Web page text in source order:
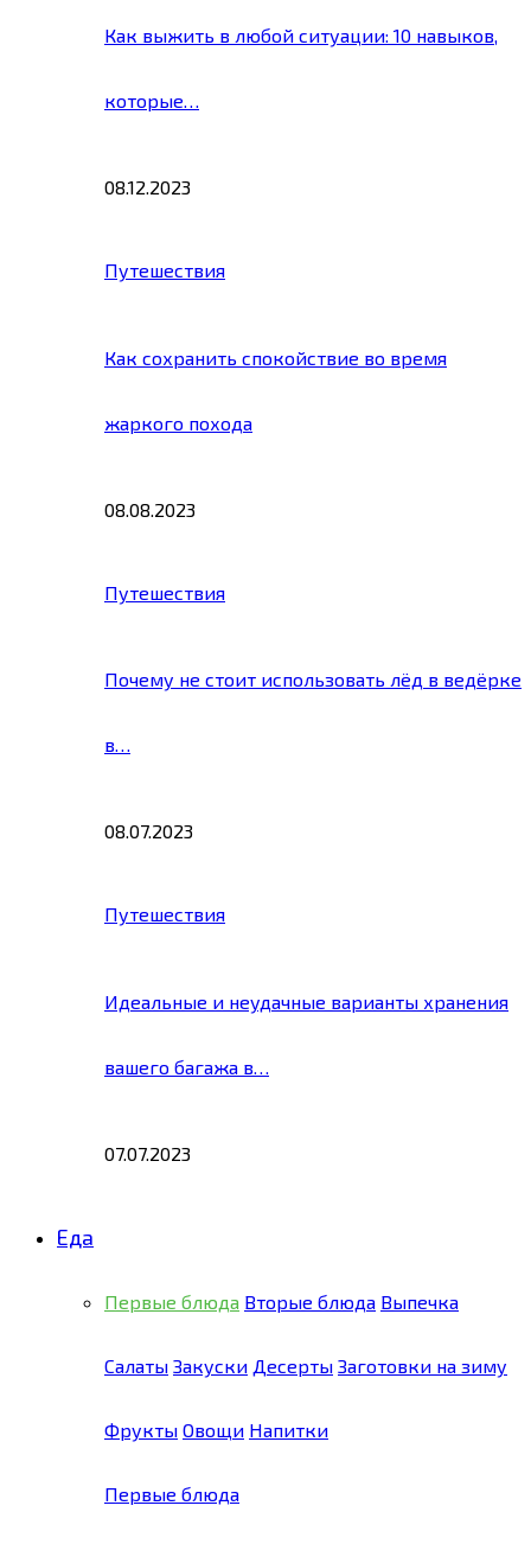
Как выжить в любой ситуации: 10 навыков,
которые…
08.12.2023
Путешествия
Как сохранить спокойствие во время
жаркого похода
08.08.2023
Путешествия
Почему не стоит использовать лёд в ведёрке
в…
08.07.2023
Путешествия
Идеальные и неудачные варианты хранения
вашего багажа в…
07.07.2023
Еда
Первые блюда Вторые блюда Выпечка
Салаты Закуски Десерты Заготовки на зиму
Фрукты Овощи Напитки
Первые блюда